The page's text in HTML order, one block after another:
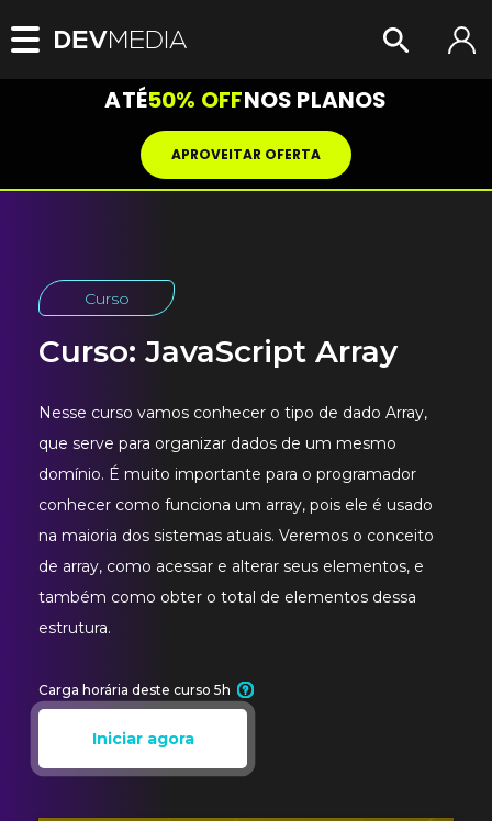
ATÉ50% OFFNOS PLANOS
APROVEITAR OFERTA
Curso
Curso: JavaScript Array
Nesse curso vamos conhecer o tipo de dado Array,
que serve para organizar dados de um mesmo
domínio. É muito importante para o programador
conhecer como funciona um array, pois ele é usado
na maioria dos sistemas atuais. Veremos o conceito
de array, como acessar e alterar seus elementos, e
também como obter o total de elementos dessa
estrutura.
Iniciar agora
Carga horária deste curso 5h